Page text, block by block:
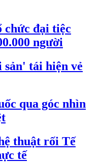
chức đại tiệc
người
tái hiện vẻ
qua góc nhìn
thuật rối Tế
tế